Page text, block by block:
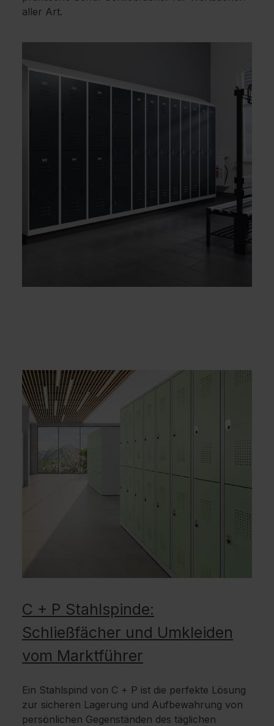
aller Art.
C + P Stahlspinde:
Schließfächer und Umkleiden
vom Marktführer
Ein Stahlspind von C + P ist die perfekte Lösung
zur sicheren Lagerung und Aufbewahrung von
persönlichen Gegenständen des täglichen